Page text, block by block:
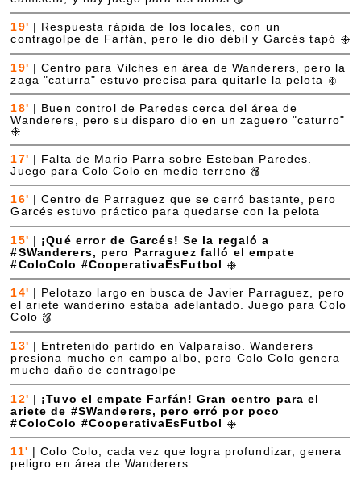
19'
Respuesta rápida de los locales, con un
contragolpe de Farfán, pero le dio débil y Garcés tapó
19' |Centro para Vilches en área de Wanderers, pero la
zaga "caturra" estuvo precisa para quitarle la pelota
18'
Buen control de Paredes cerca del área de
Wanderers, pero su disparo dio en un zaguero "caturro"
17'
Falta de Mario Parra sobre Esteban Paredes.
Juego para Colo Colo en medio terreno
16' |Centro de Parraguez que se cerró bastante, pero
Garcés estuvo práctico para quedarse con la pelota
15'
¡Qué error de Garcés! Se la regaló a
#SWanderers, pero Parraguez falló el empate
#ColoColo #CooperativaEsFutbol
14'
Pelotazo largo en busca de Javier Parraguez, pero
el ariete wanderino estaba adelantado. Juego para Colo
Colo
13'
Entretenido partido en Valparaíso. Wanderers
presiona mucho en campo albo, pero Colo Colo genera
mucho daño de contragolpe
12' | ¡Tuvo el empate Farfán! Gran centro para el
ariete de #SWanderers, pero erró por poco
#ColoColo #CooperativaEsFutbol
11' |Colo Colo, cada vez que logra profundizar, genera
peligro en área de Wanderers